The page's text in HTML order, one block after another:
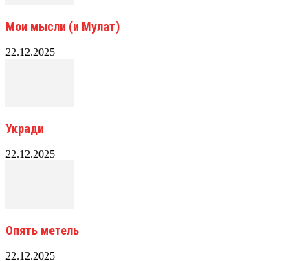
Мои мысли (и Мулат)
22.12.2025
Укради
22.12.2025
Опять метель
22.12.2025